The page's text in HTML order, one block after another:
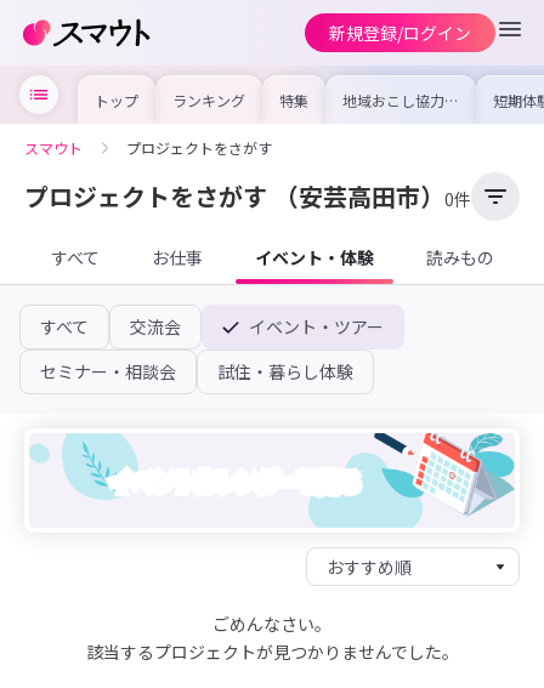
新規登録/ログイン
トップ ランキング 特集 地域おこし協力隊
の求人やイベント
を集めました！仕
けよう
短期体
り〜数
域を知
スマウト プロジェクトをさがす
プロジェクトをさがす （安芸高田市） 0件
すべて お仕事 イベント・体験 読みもの
すべて 交流会
イベント・ツアー
セミナー・相談会
試住・暮らし体験
イベントカレンダーを見る
ごめんなさい。
該当するプロジェクトが見つかりませんでした。